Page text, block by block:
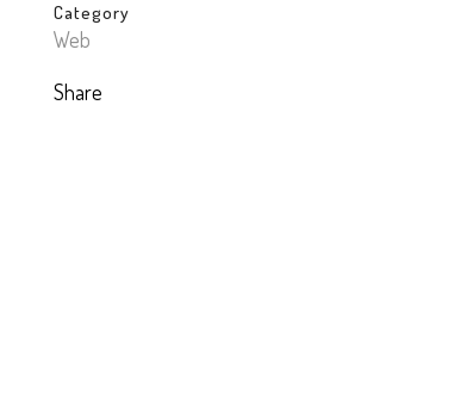
Category
Web
Share